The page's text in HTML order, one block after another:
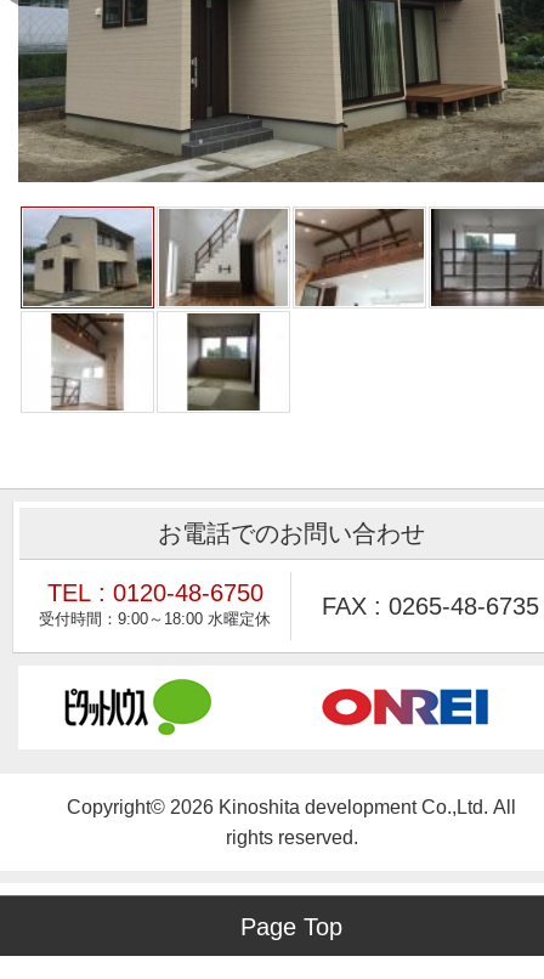
Page Top
お電話でのお問い合わせ
TEL : 0120-48-6750 FAX : 0265-48-6735
Copyright© 2026 Kinoshita development Co.,Ltd. All
rights reserved.